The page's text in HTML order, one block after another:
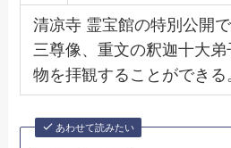
清凉寺 霊宝館の特別公開
三尊像、重文の釈迦十大
物を拝観することができる
あわせて読みたい